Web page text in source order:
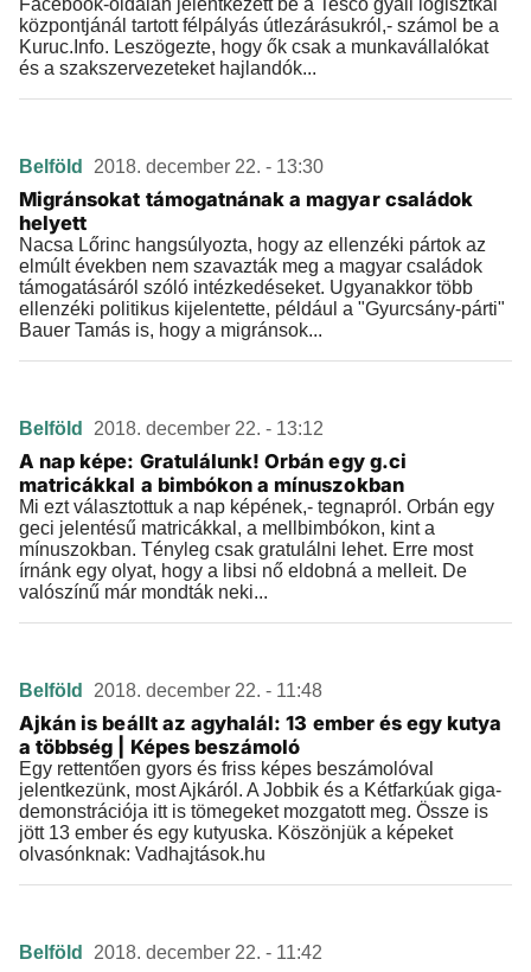
Facebook-oldalán jelentkezett be a Tesco gyáli logisztkai
központjánál tartott félpályás útlezárásukról,- számol be a
Kuruc.Info. Leszögezte, hogy ők csak a munkavállalókat
és a szakszervezeteket hajlandók...
Belföld 2018. december 22. - 13:30
Migránsokat támogatnának a magyar családok
helyett
Nacsa Lőrinc hangsúlyozta, hogy az ellenzéki pártok az
elmúlt években nem szavazták meg a magyar családok
támogatásáról szóló intézkedéseket. Ugyanakkor több
ellenzéki politikus kijelentette, például a "Gyurcsány-párti"
Bauer Tamás is, hogy a migránsok...
Belföld 2018. december 22. - 13:12
A nap képe: Gratulálunk! Orbán egy g.ci
matricákkal a bimbókon a mínuszokban
Mi ezt választottuk a nap képének,- tegnapról. Orbán egy
geci jelentésű matricákkal, a mellbimbókon, kint a
mínuszokban. Tényleg csak gratulálni lehet. Erre most
írnánk egy olyat, hogy a libsi nő eldobná a melleit. De
valószínű már mondták neki...
Belföld 2018. december 22. - 11:48
Ajkán is beállt az agyhalál: 13 ember és egy kutya
a többség | Képes beszámoló
Egy rettentően gyors és friss képes beszámolóval
jelentkezünk, most Ajkáról. A Jobbik és a Kétfarkúak giga-
demonstrációja itt is tömegeket mozgatott meg. Össze is
jött 13 ember és egy kutyuska. Köszönjük a képeket
olvasónknak: Vadhajtások.hu
Belföld 2018. december 22. - 11:42